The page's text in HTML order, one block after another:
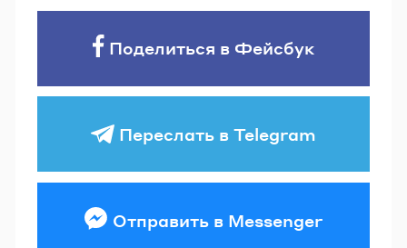
Поделиться в Фейсбук
Переслать в Telegram
Отправить в Messenger